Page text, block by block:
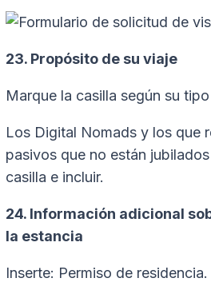
23. Propósito de su viaje
Marque la casilla según su
Los Digital Nomads y los que
pasivos que no están
casilla e incluir.
24. Información adicional
la estancia
Inserte: Permiso de residencia.